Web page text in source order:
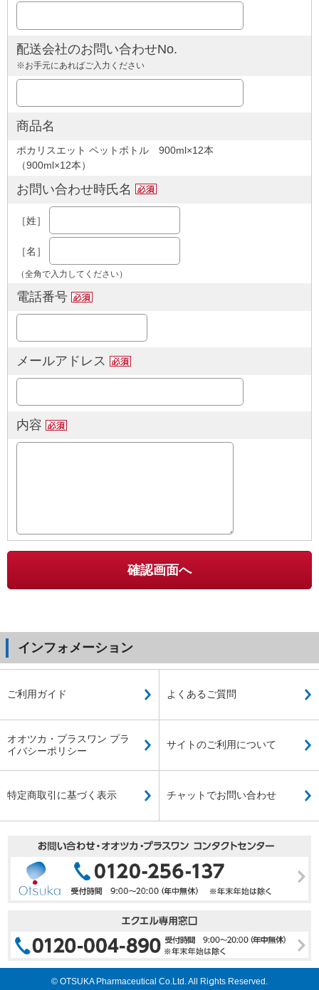
配送会社のお問い合わせNo.
※お手元にあればご入力ください
商品名
ポカリスエット ペットボトル 900ml×12本
（900ml×12本）
お問い合わせ時氏名
［姓］
［名］
（全角で入力してください）
電話番号
メールアドレス
内容
インフォメーション
ご利用ガイド よくあるご質問
オオツカ・プラスワン プラ
イバシーポリシー
サイトのご利用について
特定商取引に基づく表示 チャットでお問い合わせ
© OTSUKA Pharmaceutical Co.Ltd. All Rights Reserved.